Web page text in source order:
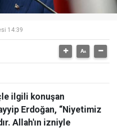
14:39
ilgili konuşan
Erdoğan, “Niyetimiz
Allah'ın izniyle